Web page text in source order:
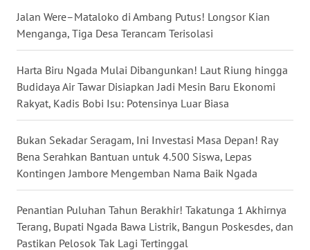
Jalan Were–Mataloko di Ambang Putus! Longsor Kian
Menganga, Tiga Desa Terancam Terisolasi
Harta Biru Ngada Mulai Dibangunkan! Laut Riung hingga
Budidaya Air Tawar Disiapkan Jadi Mesin Baru Ekonomi
Rakyat, Kadis Bobi Isu: Potensinya Luar Biasa
Bukan Sekadar Seragam, Ini Investasi Masa Depan! Ray
Bena Serahkan Bantuan untuk 4.500 Siswa, Lepas
Kontingen Jambore Mengemban Nama Baik Ngada
Penantian Puluhan Tahun Berakhir! Takatunga 1 Akhirnya
Terang, Bupati Ngada Bawa Listrik, Bangun Poskesdes, dan
Pastikan Pelosok Tak Lagi Tertinggal
WN
KALTENG
WN
KALTARA
WN
KALSEL
WN
KALTIM
WN